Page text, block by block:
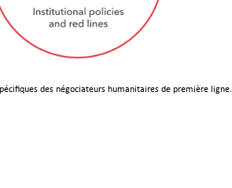
des négociateurs humanitaires de première ligne.